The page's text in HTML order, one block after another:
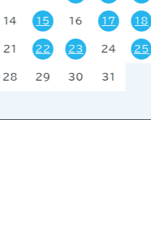
すべて 受験・受講者
14 15 16 17 18
21 22 23 24 25
28 29 30 31